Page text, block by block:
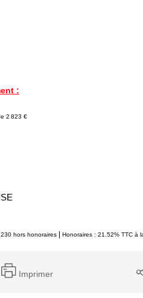
:
2 823 €
hors honoraires Honoraires : 21.52% TTC à
Imprimer